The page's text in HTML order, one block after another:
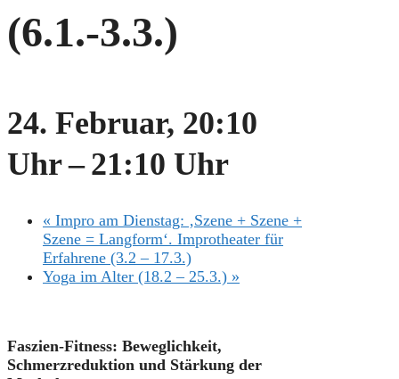
(6.1.-3.3.)
24. Februar, 20:10
Uhr–21:10 Uhr
« Impro am Dienstag: ‚Szene + Szene +
Szene = Langform‘. Improtheater für
Erfahrene (3.2 – 17.3.)
Yoga im Alter (18.2 – 25.3.) »
Faszien-Fitness: Beweglichkeit,
Schmerzreduktion und Stärkung der